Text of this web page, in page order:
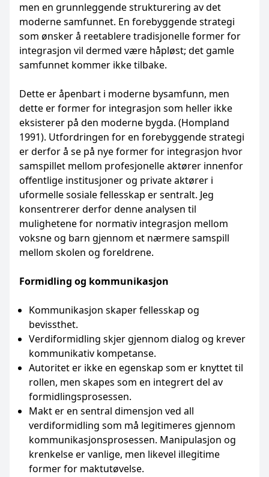
men en grunnleggende strukturering av det
moderne samfunnet. En forebyggende strategi
som ønsker å reetablere tradisjonelle former for
integrasjon vil dermed være håpløst; det gamle
samfunnet kommer ikke tilbake.
Dette er åpenbart i moderne bysamfunn, men
dette er former for integrasjon som heller ikke
eksisterer på den moderne bygda. (Hompland
1991). Utfordringen for en forebyggende strategi
er derfor å se på nye former for integrasjon hvor
samspillet mellom profesjonelle aktører innenfor
offentlige institusjoner og private aktører i
uformelle sosiale fellesskap er sentralt. Jeg
konsentrerer derfor denne analysen til
mulighetene for normativ integrasjon mellom
voksne og barn gjennom et nærmere samspill
mellom skolen og foreldrene.
Formidling og kommunikasjon
Kommunikasjon skaper fellesskap og
bevissthet.
Verdiformidling skjer gjennom dialog og krever
kommunikativ kompetanse.
Autoritet er ikke en egenskap som er knyttet til
rollen, men skapes som en integrert del av
formidlingsprosessen.
Makt er en sentral dimensjon ved all
verdiformidling som må legitimeres gjennom
kommunikasjonsprosessen. Manipulasjon og
krenkelse er vanlige, men likevel illegitime
former for maktutøvelse.